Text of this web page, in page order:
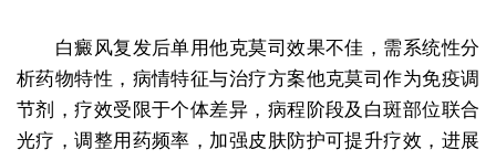
白癜风复发后单用他克莫司效果不佳，需系统性分
析药物特性，病情特征与治疗方案他克莫司作为免疫调
节剂，疗效受限于个体差异，病程阶段及白斑部位联合
光疗，调整用药频率，加强皮肤防护可提升疗效，进展